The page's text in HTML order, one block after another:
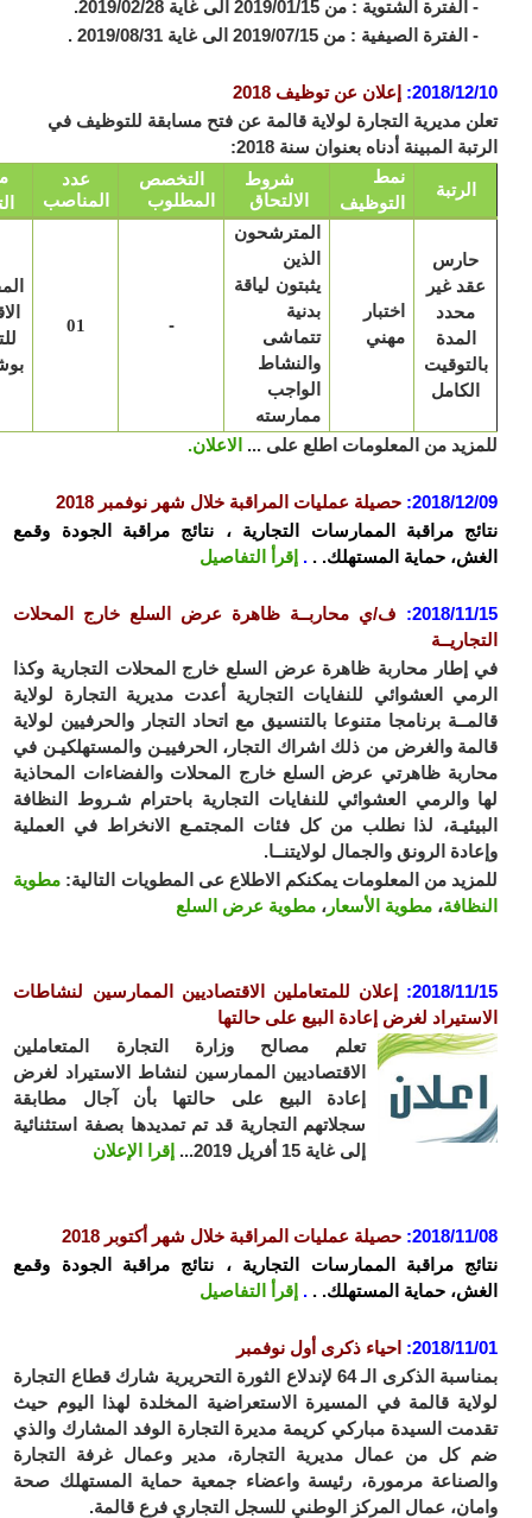
الشتوية : من 2019/01/15 الى غاية 2019/02/28.
الصيفية : من 2019/07/15 الى غاية 2019/08/31 .
2018/
:إعلان عن توظيف 2018
مديرية التجارة لولاية قالمة عن فتح مسابقة للتوظيف في
المبينة أدناه بعنوان سنة 2018:
التوظيف
الالتحاق
التخصص
المطلوب
عدد
المناصب
التعيين
غير
اختبار
مهني
المترشحون
يثبتون لياقة
بدنية
تتماشى
والنشاط
ممارسته
المفتشية
الاقليمية
بوشقوف
من المعلومات اطلع على ...الاعلان.
2018/
:حصيلة عمليات المراقبة خلال شهر نوفمبر 2018
مراقبة الممارسات التجارية ، نتائج مراقبة الجودة وقمع
حماية المستهلك. ..إقرأ التفاصيل
2018/
: ف/ي محاربــة ظاهرة عرض السلع خارج المحلات
إطار محاربة ظاهرة عرض السلع خارج المحلات التجارية وكذا
العشوائي للنفايات التجارية أعدت مديرية التجارة لولاية
برنامجا متنوعا بالتنسيق مع اتحاد التجار والحرفيين لولاية
والغرض من ذلك اشراك التجار، الحرفييـن والمستهلكيـن في
ظاهرتي عرض السلع خارج المحلات والفضاءات المحاذية
والرمي العشوائي للنفايات التجارية باحترام شـروط النظافة
لذا نطلب من كل فئات المجتمـع الانخراط في العملية
الرونق والجمال لولايتنــا.
من المعلومات يمكنكم الاطلاع عى المطويات التالية:
مطوية
،مطوية الأسعار ،مطوية عرض السلع
2018/
: إعلان للمتعاملين الاقتصاديين الممارسين لنشاطات
لغرض إعادة البيع على حالتها
تعلم مصالح وزارة التجارة المتعاملين
الاقتصاديين الممارسين لنشاط الاستيراد لغرض
إعادة البيع على حالتها بأن آجال مطابقة
سجلاتهم التجارية قد تم تمديدها بصفة استثنائية
إلى غاية 15 أفريل 2019...
إقرا الإعلان
2018/
:حصيلة عمليات المراقبة خلال شهر أكتوبر 2018
مراقبة الممارسات التجارية ، نتائج مراقبة الجودة وقمع
حماية المستهلك. ..إقرأ التفاصيل
2018/
:احياء ذكرى أول نوفمبر
بمناسبة الذكرى الـ 64 لإندلاع الثورة التحريرية شارك قطاع التجارة
قالمة في المسيرة الاستعراضية المخلدة لهذا اليوم حيث
السيدة مباركي كريمة مديرة التجارة الوفد المشارك والذي
كل من عمال مديرية التجارة، مدير وعمال غرفة التجارة
مرمورة، رئيسة واعضاء جمعية حماية المستهلك صحة
عمال المركز الوطني للسجل التجاري فرع قالمة.